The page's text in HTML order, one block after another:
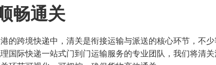
畅通关
的跨境快递中，清关是衔接运输与派送的核心环节，不
国际快递一站式门到门运输服务的专业团队，我们将清